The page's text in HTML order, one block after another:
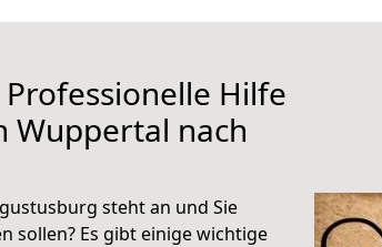
Hilfe
Wuppertal nach
steht an und Sie
sollen? Es gibt einige wichtige